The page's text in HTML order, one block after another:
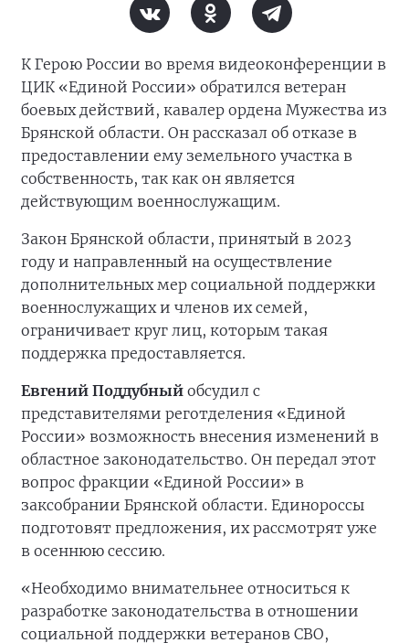
К Герою России во время видеоконференции в
ЦИК «Единой России» обратился ветеран
боевых действий, кавалер ордена Мужества из
Брянской области. Он рассказал об отказе в
предоставлении ему земельного участка в
собственность, так как он является
действующим военнослужащим.
Закон Брянской области, принятый в 2023
году и направленный на осуществление
дополнительных мер социальной поддержки
военнослужащих и членов их семей,
ограничивает круг лиц, которым такая
поддержка предоставляется.
Евгений Поддубный обсудил с
представителями реготделения «Единой
России» возможность внесения изменений в
областное законодательство. Он передал этот
вопрос фракции «Единой России» в
заксобрании Брянской области. Единороссы
подготовят предложения, их рассмотрят уже
в осеннюю сессию.
«Необходимо внимательнее относиться к
разработке законодательства в отношении
социальной поддержки ветеранов СВО,